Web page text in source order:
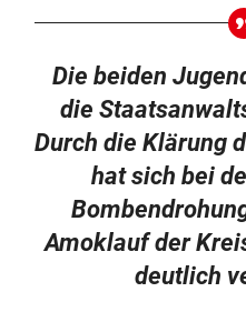
Die beiden
die
Durch die Klärung
hat sich bei
Amoklauf der
deutlich